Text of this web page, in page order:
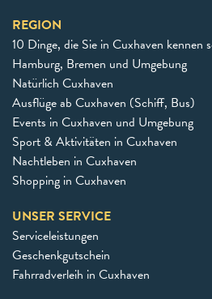
REGION
10 Dinge, die Sie in Cuxhaven kennen
Hamburg, Bremen und Umgebung
Natürlich Cuxhaven
Ausflüge ab Cuxhaven (Schiff, Bus)
Events in Cuxhaven und Umgebung
Sport & Aktivitäten in Cuxhaven
Nachtleben in Cuxhaven
Shopping in Cuxhaven
UNSER SERVICE
Serviceleistungen
Geschenkgutschein
Fahrradverleih in Cuxhaven